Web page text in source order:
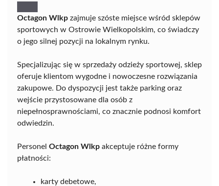
Octagon Wlkp zajmuje szóste miejsce wśród sklepów
sportowych w Ostrowie Wielkopolskim, co świadczy
o jego silnej pozycji na lokalnym rynku.
Specjalizując się w sprzedaży odzieży sportowej, sklep
oferuje klientom wygodne i nowoczesne rozwiązania
zakupowe. Do dyspozycji jest także parking oraz
wejście przystosowane dla osób z
niepełnosprawnościami, co znacznie podnosi komfort
odwiedzin.
Personel Octagon Wlkp akceptuje różne formy
płatności:
karty debetowe,